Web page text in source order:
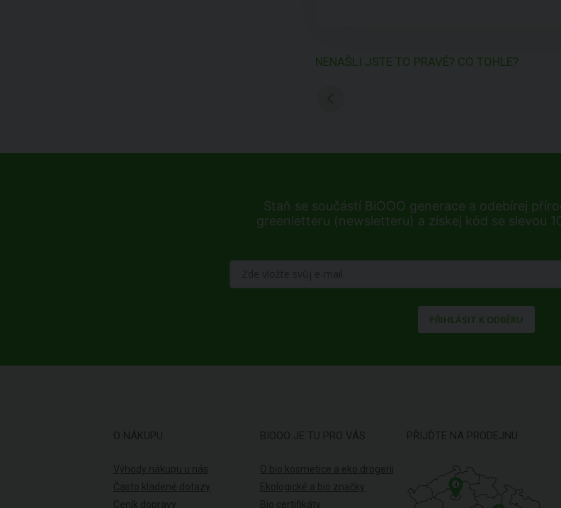
NENAŠLI JSTE TO PRAVÉ? CO TOHLE?
Staň se součástí BiOOO generace a odebírej
greenletteru (newsletteru) a získej kód se slevou
PŘIHLÁSIT K ODBĚRU
O NÁKUPU
Výhody nákupu u nás
Často kladené dotazy
Ceník dopravy
BIOOO JE TU PRO VÁS
O bio kosmetice a eko drogerii
Ekologické a bio značky
Bio certifikáty
PŘIJĎTE NA PRODEJNU
4